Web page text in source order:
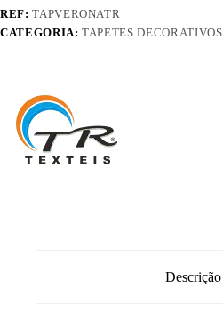
REF:TAPVERONATR
CATEGORIA:TAPETES DECORATIVOS
Descrição